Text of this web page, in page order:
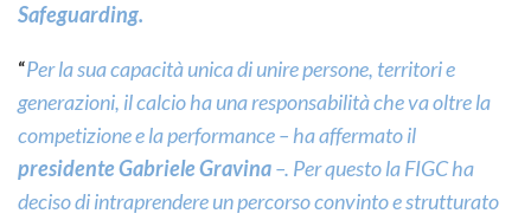
Safeguarding.
“Per la sua capacità unica di unire persone, territori e
generazioni, il calcio ha una responsabilità che va oltre la
competizione e la performance – ha affermato il
presidente Gabriele Gravina–. Per questo la FIGC ha
deciso di intraprendere un percorso convinto e strutturato